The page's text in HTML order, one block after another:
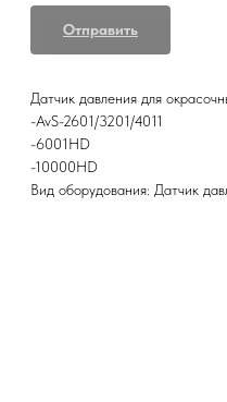
Отправить
Датчик давления для
-AvS-2601/3201/4011
-6001HD
-10000HD
Вид оборудования: Датчик